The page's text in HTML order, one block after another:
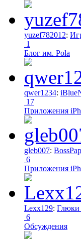
yuzef782012:
1
Блог им. Pola
qwer1234:
17
Приложения
gleb007:
6
Приложения
Lexx129: Глюки
6
Обсуждения